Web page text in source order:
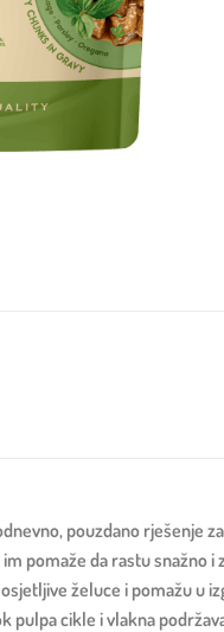
pouzdano rješenje
pomaže da rastu
želuce i pomažu
pulpa cikle i vlakna